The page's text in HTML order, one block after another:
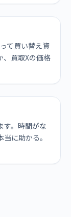
て買い替え資
、買取Xの価格
す。時間がな
に助かる。